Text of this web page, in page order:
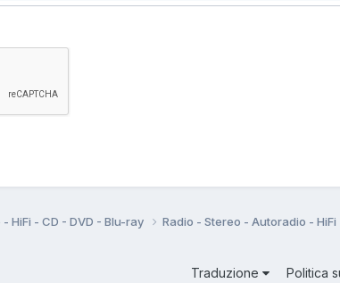
HiFi - CD - DVD - Blu-ray Radio - Stereo - Autoradio - HiFi
Traduzione Politica